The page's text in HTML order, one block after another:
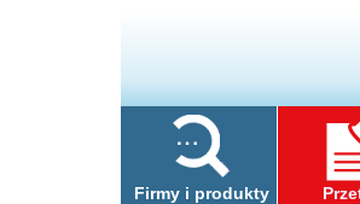
Firmy i produkty